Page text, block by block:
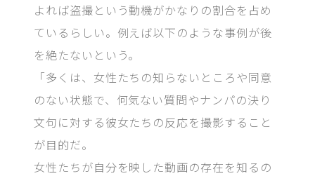
よれば盗撮という動機がかなりの割合を占め
ているらしい。例えば以下のような事例が後
を絶たないという。
「多くは、女性たちの知らないところや同意
のない状態で、何気ない質問やナンパの決り
文句に対する彼女たちの反応を撮影すること
が目的だ。
女性たちが自分を映した動画の存在を知るの